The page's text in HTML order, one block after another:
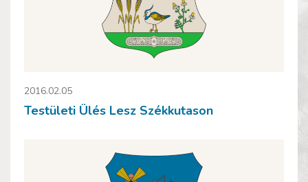
2016.02.05
Testületi Ülés Lesz Székkutason